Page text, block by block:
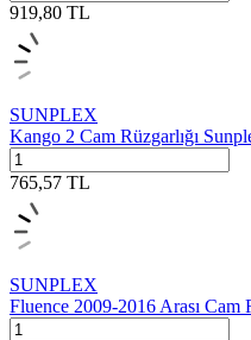
919,80 TL
SUNPLEX
Kango 2 Cam Rüzgarlığı
765,57 TL
SUNPLEX
Fluence 2009-2016 Arası Cam